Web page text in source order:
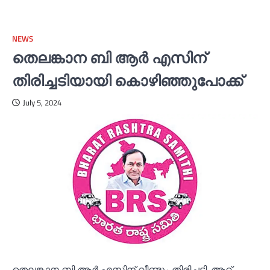
NEWS
തെലങ്കാന ബി ആര്‍ എസിന്
തിരിച്ചടിയായി കൊഴിഞ്ഞുപോക്ക്
July 5, 2024